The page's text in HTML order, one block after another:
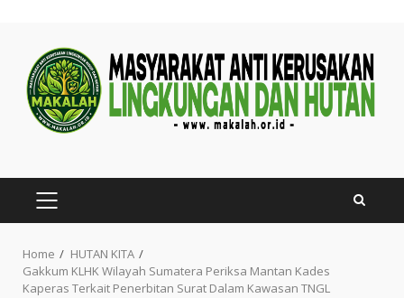
content
PRIMARY
MENU
Home
HUTAN KITA
Gakkum KLHK Wilayah Sumatera Periksa Mantan Kades
Kaperas Terkait Penerbitan Surat Dalam Kawasan TNGL